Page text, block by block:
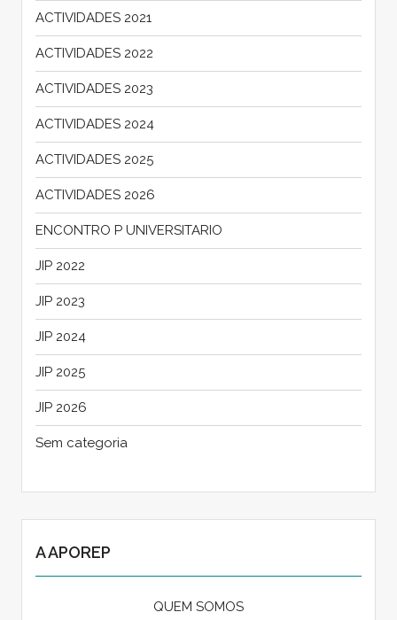
ACTIVIDADES 2021
ACTIVIDADES 2022
ACTIVIDADES 2023
ACTIVIDADES 2024
ACTIVIDADES 2025
ACTIVIDADES 2026
ENCONTRO P UNIVERSITARIO
JIP 2022
JIP 2023
JIP 2024
JIP 2025
JIP 2026
Sem categoria
A APOREP
QUEM SOMOS